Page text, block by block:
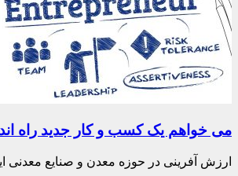
می خواهم یک کسب و کار جدید راه
ارزش آفرینی در حوزه معدن و صنایع معدنی